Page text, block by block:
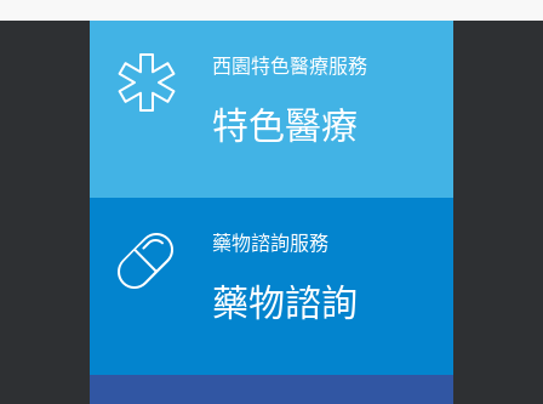
健康肛門痛都是痔瘡?醫談瘍瘍瘻管與肛
裂差異 逾50歲民眾可做1事
原則避免血糖血壓飆高
2026-06-08
「落枕」不要大力按脖子！ 1招「伸
展運動」預防落枕
老後睡不好、夜間易跌倒
2021-03-05
西園特色醫療服務
特色醫療
藥物諮詢服務
藥物諮詢